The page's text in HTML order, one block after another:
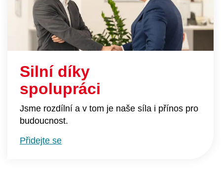
Silní díky
spolupráci
Jsme rozdílní a v tom je naše síla i přínos pro
budoucnost.
Přidejte se